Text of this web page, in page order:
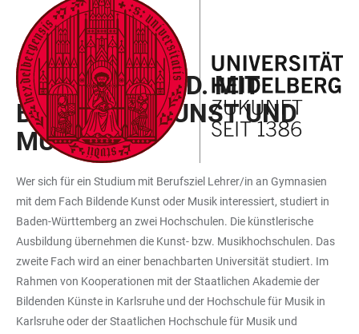
LINKS
ZUR
BARRIEREFREIHEIT
ZUM
HAUPTINHALT
HAUPTNAVIGATION
ÖFFNEN
WEBSEITENSUCHE
ÖFFNEN
B. A. UND M. ED. MIT
BILDENDER KUNST UND
MUSIK
Wer sich für ein Studium mit Berufsziel Lehrer/in an Gymnasien
mit dem Fach Bildende Kunst oder Musik interessiert, studiert in
Baden-Württemberg an zwei Hochschulen. Die künstlerische
Ausbildung übernehmen die Kunst- bzw. Musikhochschulen. Das
zweite Fach wird an einer benachbarten Universität studiert. Im
Rahmen von Kooperationen mit der Staatlichen Akademie der
Bildenden Künste in Karlsruhe und der Hochschule für Musik in
Karlsruhe oder der Staatlichen Hochschule für Musik und